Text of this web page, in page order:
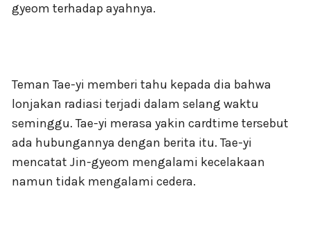
gyeom terhadap ayahnya.
Teman Tae-yi memberi tahu kepada dia bahwa
lonjakan radiasi terjadi dalam selang waktu
seminggu. Tae-yi merasa yakin cardtime tersebut
ada hubungannya dengan berita itu. Tae-yi
mencatat Jin-gyeom mengalami kecelakaan
namun tidak mengalami cedera.